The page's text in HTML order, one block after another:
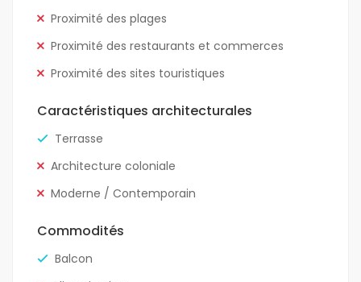
Proximité des plages
Proximité des restaurants et commerces
Proximité des sites touristiques
Caractéristiques architecturales
Terrasse
Architecture coloniale
Moderne / Contemporain
Commodités
Balcon